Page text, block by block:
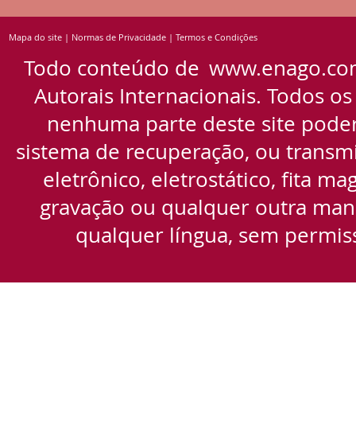
Mapa do site | Normas de Privacidade | Termos e Condições
Todo conteúdo de
Autorais Internacionais. Todos
nenhuma parte deste site
sistema de recuperação, ou
eletrônico, eletrostático, fita
gravação ou qualquer outra
qualquer língua, sem